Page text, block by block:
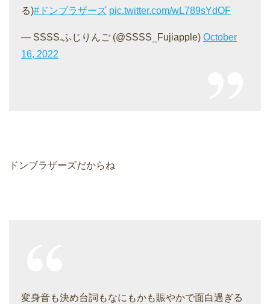
る)#ドンブラザーズ pic.twitter.com/wL789sYdOF
— SSSS.ふじりんご (@SSSS_Fujiapple) October
16, 2022
ドンブラザーズだからね
変身音も決め台詞もなにもかも賑やかで面白過ぎる